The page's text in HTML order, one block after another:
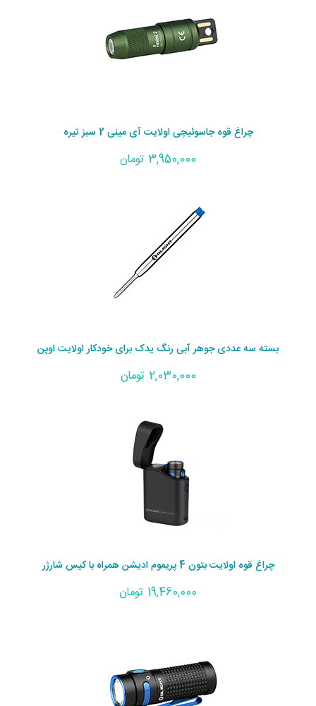
چراغ قوه جاسوئیچی اولایت آی مینی 2 سبز تیره
3,950,000 تومان
بسته سه عددی جوهر آبی رنگ یدک برای خودکار اولایت اوپن
2,030,000 تومان
چراغ قوه اولایت بتون 4 پریموم ادیشن همراه با کیس شارژر
19,460,000 تومان